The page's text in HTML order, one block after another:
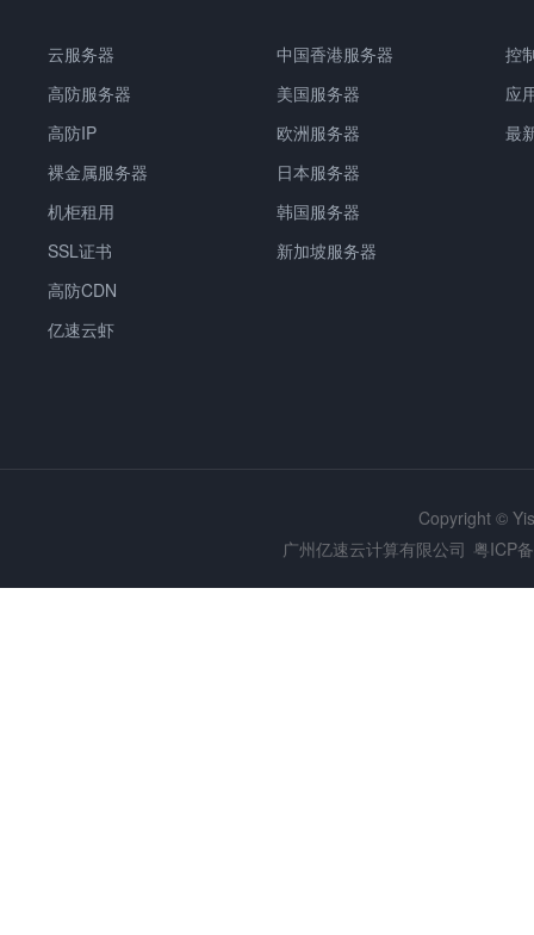
云服务器
高防服务器
高防IP
裸金属服务器
机柜租用
SSL证书
高防CDN
亿速云虾
中国香港服务器
美国服务器
欧洲服务器
日本服务器
韩国服务器
新加坡服务器
控
应
最
Copyright ©
广州亿速云计算有限公司 粤ICP